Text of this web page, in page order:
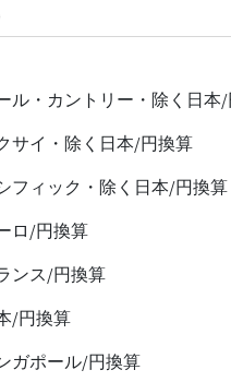
ル・カントリー・除く日本
サイ・除く日本/円換算
フィック・除く日本/円換算
ロ/円換算
ンス/円換算
/円換算
ガポール/円換算